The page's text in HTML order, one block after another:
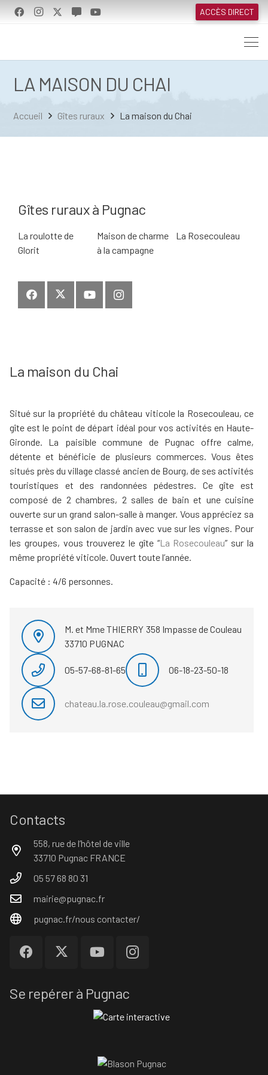
ACCÈS DIRECT
LA MAISON DU CHAI
Accueil Gîtes ruraux La maison du Chai
Gîtes ruraux à Pugnac
La roulotte de
Glorit
Maison de charme
à la campagne
La Rosecouleau
La maison du Chai
Situé sur la propriété du château viticole la Rosecouleau, ce
gîte est le point de départ idéal pour vos activités en Haute-
Gironde. La paisible commune de Pugnac offre calme,
détente et bénéficie de plusieurs commerces. Vous êtes
situés près du village classé ancien de Bourg, de ses activités
touristiques et des randonnées pédestres. Ce gîte est
composé de 2 chambres, 2 salles de bain et une cuisine
ouverte sur un grand salon-salle à manger. Vous appréciez sa
terrasse et son salon de jardin avec vue sur les vignes. Pour
les groupes, vous trouverez le gîte “La Rosecouleau” sur la
même propriété viticole. Ouvert toute l’année.
Capacité : 4/6 personnes.
M. et Mme THIERRY 358 Impasse de Couleau
33710 PUGNAC
05-57-68-81-65 06-18-23-50-18
chateau.la.rose.couleau@gmail.com
Contacts
558, rue de l’hôtel de ville
33710 Pugnac FRANCE
05 57 68 80 31
mairie@pugnac.fr
pugnac.fr/nous contacter/
Se repérer à Pugnac